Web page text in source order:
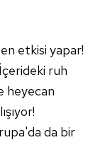
etkisi yapar!
ruh
heyecan
da bir